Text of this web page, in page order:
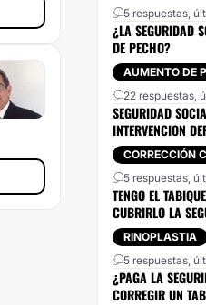
5 respuestas,
¿LA SEGURIDAD
DE PECHO?
AUMENTO DE
22 respuestas,
SEGURIDAD
INTERVENCION
CORRECCIÓN
5 respuestas,
TENGO EL
CUBRIRLO LA
RINOPLASTIA
5 respuestas,
¿PAGA LA
CORREGIR UN